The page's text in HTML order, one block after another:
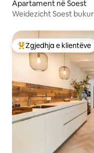
Apartament në Soest
Weidezicht Soest
Më të mirat e
Zgjedhja e klientëve